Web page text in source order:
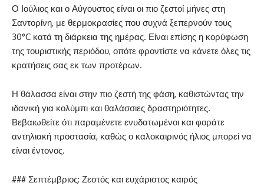
Ο Ιούλιος και ο Αύγουστος είναι οι πιο ζεστοί μήνες στη
Σαντορίνη, με θερμοκρασίες που συχνά ξεπερνούν τους
30°C κατά τη διάρκεια της ημέρας. Είναι επίσης η κορύφωση
της τουριστικής περιόδου, οπότε φροντίστε να κάνετε όλες τις
κρατήσεις σας εκ των προτέρων.
Η θάλασσα είναι στην πιο ζεστή της φάση, καθιστώντας την
ιδανική για κολύμπι και θαλάσσιες δραστηριότητες.
Βεβαιωθείτε ότι παραμένετε ενυδατωμένοι και φοράτε
αντηλιακή προστασία, καθώς ο καλοκαιρινός ήλιος μπορεί να
είναι έντονος.
### Σεπτέμβριος: Ζεστός και ευχάριστος καιρός